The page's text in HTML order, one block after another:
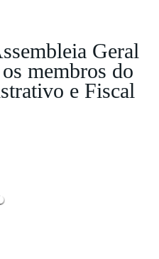
Geral
membros do
e Fiscal